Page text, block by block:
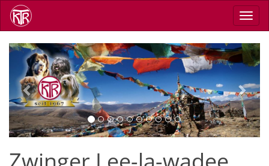
Direkt
zum
Inhalt
Previous Next